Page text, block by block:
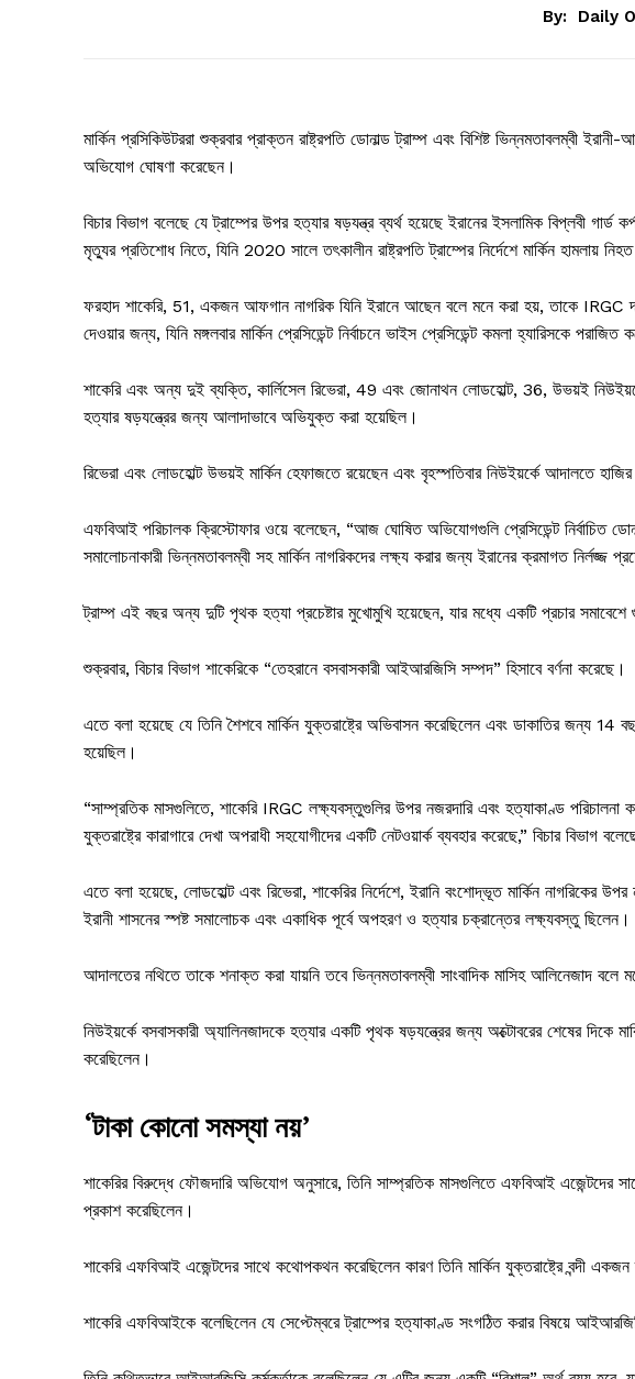
By: Daily
মার্কিন প্রসিকিউটররা শুক্রবার প্রাক্তন রাষ্ট্রপতি ডোনাল্ড ট্রাম্প এবং বিশিষ্ট ভিন্নমতাবলম্বী
অভিযোগ ঘোষণা করেছেন।
বিচার বিভাগ বলেছে যে ট্রাম্পের উপর হত্যার ষড়যন্ত্র ব্যর্থ হয়েছে ইরানের ইসলামিক বিপ্লবী গার্ড
মৃত্যুর প্রতিশোধ নিতে, যিনি 2020 সালে তৎকালীন রাষ্ট্রপতি ট্রাম্পের নির্দেশে মার্কিন হামলায়
ফরহাদ শাকেরি, 51, একজন আফগান নাগরিক যিনি ইরানে আছেন বলে মনে করা হয়, তাকে IRGC
দেওয়ার জন্য, যিনি মঙ্গলবার মার্কিন প্রেসিডেন্ট নির্বাচনে ভাইস প্রেসিডেন্ট কমলা হ্যারিসকে
শাকেরি এবং অন্য দুই ব্যক্তি, কার্লিসেল রিভেরা, 49 এবং জোনাথন লোডহোল্ট, 36, উভয়ই
হত্যার ষড়যন্ত্রের জন্য আলাদাভাবে অভিযুক্ত করা হয়েছিল।
রিভেরা এবং লোডহোল্ট উভয়ই মার্কিন হেফাজতে রয়েছেন এবং বৃহস্পতিবার নিউইয়র্কে আদালতে
এফবিআই পরিচালক ক্রিস্টোফার ওয়ে বলেছেন, “আজ ঘোষিত অভিযোগগুলি প্রেসিডেন্ট নির্বাচিত
সমালোচনাকারী ভিন্নমতাবলম্বী সহ মার্কিন নাগরিকদের লক্ষ্য করার জন্য ইরানের ক্রমাগত নির্লজ্জ
ট্রাম্প এই বছর অন্য দুটি পৃথক হত্যা প্রচেষ্টার মুখোমুখি হয়েছেন, যার মধ্যে একটি প্রচার
শুক্রবার, বিচার বিভাগ শাকেরিকে “তেহরানে বসবাসকারী আইআরজিসি সম্পদ” হিসাবে বর্ণনা করেছে।
এতে বলা হয়েছে যে তিনি শৈশবে মার্কিন যুক্তরাষ্ট্রে অভিবাসন করেছিলেন এবং ডাকাতির জন্য 14
হয়েছিল।
“সাম্প্রতিক মাসগুলিতে, শাকেরি IRGC লক্ষ্যবস্তুগুলির উপর নজরদারি এবং হত্যাকাণ্ড
যুক্তরাষ্ট্রে কারাগারে দেখা অপরাধী সহযোগীদের একটি নেটওয়ার্ক ব্যবহার করেছে,” বিচার বিভাগ
এতে বলা হয়েছে, লোডহোল্ট এবং রিভেরা, শাকেরির নির্দেশে, ইরানি বংশোদ্ভূত মার্কিন নাগরিকের
ইরানী শাসনের স্পষ্ট সমালোচক এবং একাধিক পূর্বে অপহরণ ও হত্যার চক্রান্তের লক্ষ্যবস্তু ছিলেন।
আদালতের নথিতে তাকে শনাক্ত করা যায়নি তবে ভিন্নমতাবলম্বী সাংবাদিক মাসিহ আলিনেজাদ বলে
নিউইয়র্কে বসবাসকারী অ্যালিনজাদকে হত্যার একটি পৃথক ষড়যন্ত্রের জন্য অক্টোবরের শেষের দিকে
করেছিলেন।
‘টাকা কোনো সমস্যা নয়’
শাকেরির বিরুদ্ধে ফৌজদারি অভিযোগ অনুসারে, তিনি সাম্প্রতিক মাসগুলিতে এফবিআই এজেন্টদের
প্রকাশ করেছিলেন।
শাকেরি এফবিআই এজেন্টদের সাথে কথোপকথন করেছিলেন কারণ তিনি মার্কিন যুক্তরাষ্ট্রে বন্দী
শাকেরি এফবিআইকে বলেছিলেন যে সেপ্টেম্বরে ট্রাম্পের হত্যাকাণ্ড সংগঠিত করার বিষয়ে